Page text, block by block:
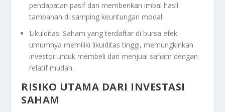
pendapatan pasif dan memberikan imbal hasil
tambahan di samping keuntungan modal.
Likuiditas: Saham yang terdaftar di bursa efek
umumnya memiliki likuiditas tinggi, memungkinkan
investor untuk membeli dan menjual saham dengan
relatif mudah.
RISIKO UTAMA DARI INVESTASI
SAHAM